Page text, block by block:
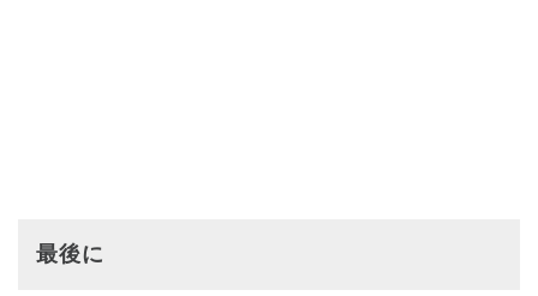
最後に